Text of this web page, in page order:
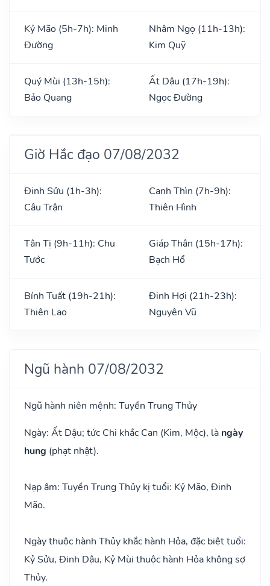
Kỷ Mão (5h-7h): Minh
Đường
Nhâm Ngọ (11h-13h):
Kim Quỹ
Quý Mùi (13h-15h):
Bảo Quang
Ất Dậu (17h-19h):
Ngọc Đường
Giờ Hắc đạo 07/08/2032
Đinh Sửu (1h-3h):
Câu Trận
Canh Thìn (7h-9h):
Thiên Hình
Tân Tị (9h-11h): Chu
Tước
Giáp Thân (15h-17h):
Bạch Hổ
Bính Tuất (19h-21h):
Thiên Lao
Đinh Hợi (21h-23h):
Nguyên Vũ
Ngũ hành 07/08/2032
Ngũ hành niên mệnh: Tuyền Trung Thủy
Ngày: Ất Dậu; tức Chi khắc Can (Kim, Mộc), là ngày
hung (phạt nhật).
Nạp âm: Tuyền Trung Thủy kị tuổi: Kỷ Mão, Đinh
Mão.
Ngày thuộc hành Thủy khắc hành Hỏa, đặc biệt tuổi:
Kỷ Sửu, Đinh Dậu, Kỷ Mùi thuộc hành Hỏa không sợ
Thủy.